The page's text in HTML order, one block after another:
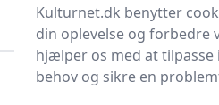
Start søgning
Husholdning
Kulturnet.dk benytter
din oplevelse og forbedre
hjælper os med at
behov og sikre en